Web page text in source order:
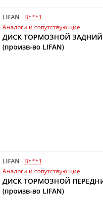
LIFAN
B***1
Аналоги и сопутствующие
ДИСК ТОРМОЗНОЙ ЗАДНИЙ
(произв-во LIFAN)
LIFAN
B***1
Аналоги и сопутствующие
ДИСК ТОРМОЗНОЙ
(произв-во LIFAN)